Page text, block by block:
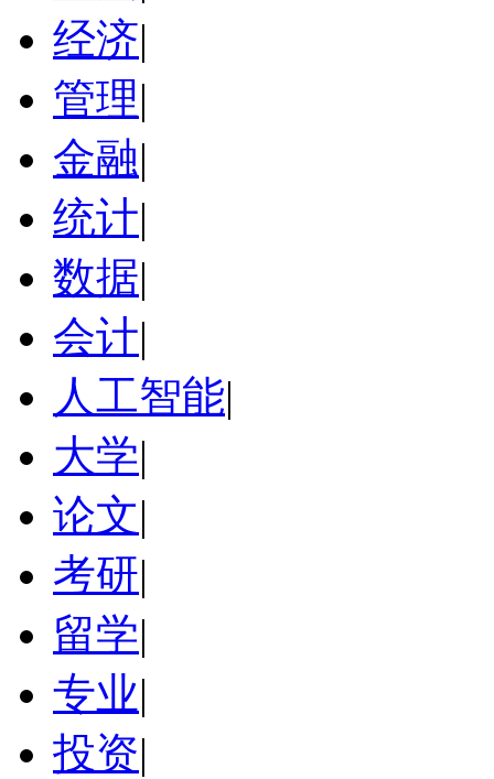
经济|
管理|
金融|
统计|
数据|
会计|
人工智能|
大学|
论文|
考研|
留学|
专业|
投资|